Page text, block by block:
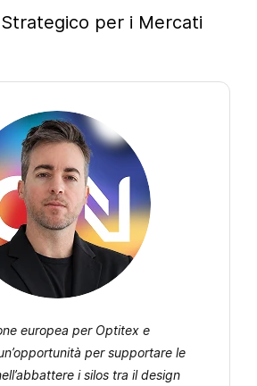
per i Mercati
europea per Optitex e
per supportare le
i silos tra il design